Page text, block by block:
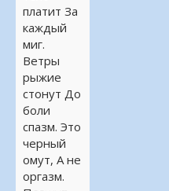
платит За
каждый
миг.
Ветры
рыжие
стонут До
боли
спазм. Это
черный
омут, А не
оргазм.